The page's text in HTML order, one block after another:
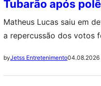
Tubarão após
Matheus Lucas saiu em
a repercussão dos votos
Matsunaga: Carro do
acumula várias dívidas
byJetss Entretenimento04.08.2026